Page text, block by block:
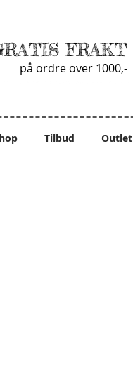
FRAKT
på ordre over 1000,-
Tilbud Outlet